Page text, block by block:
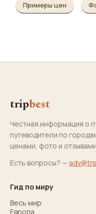
Примеры цен
tripbest
Честная информация о
путеводители по
ценами, фото и
Есть вопросы? —
Гид по миру
Весь мир
Европа